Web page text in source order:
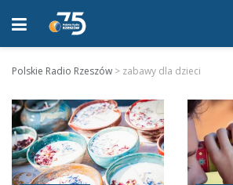
Polskie Radio Rzeszów > zabawy dla dzieci